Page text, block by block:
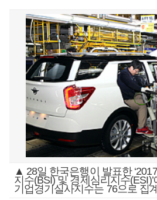
▲ 28일 한국은행이 발표한
지수(BSI) 및 경제심리지수
기업경기실사지수는 76으로 집